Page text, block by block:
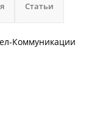
Статьи
Коммуникации